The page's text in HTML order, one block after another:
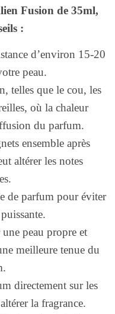
Fusion de 35ml,
:
d’environ 15-20
peau.
telles que le cou, les
où la chaleur
du parfum.
ensemble après
altérer les notes
de parfum pour éviter
peau propre et
meilleure tenue du
directement sur les
la fragrance.